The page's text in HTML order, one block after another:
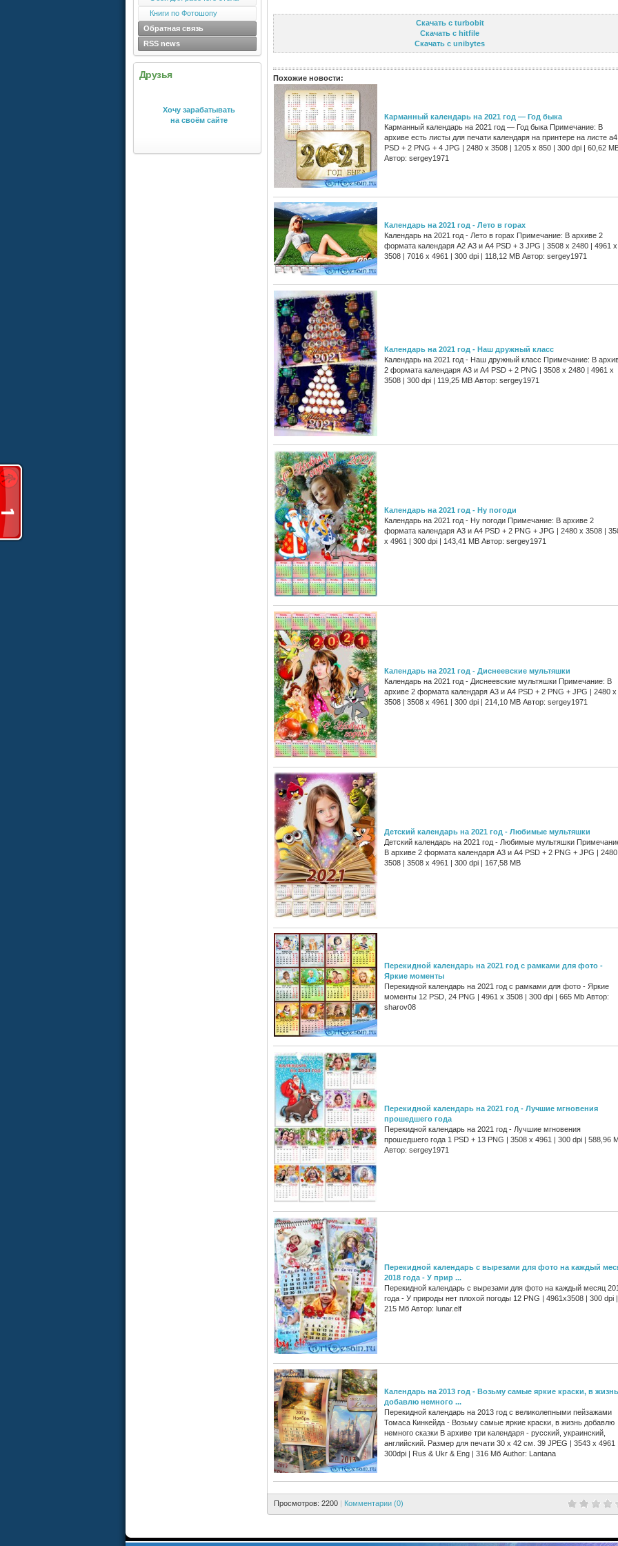
Книги по Фотошопу
Обратная связь
RSS news
Друзья
Хочу зарабатывать
на своём сайте
Скачать с turbobit
Скачать с hitfile
Скачать с unibytes
Похожие новости:
Карманный календарь на 2021 год — Год быка
Карманный календарь на 2021 год — Год быка Примечание: В
архиве есть листы для печати календаря на принтере на листе
PSD + 2 PNG + 4 JPG | 2480 x 3508 | 1205 x 850 | 300 dpi | 60,62
Автор: sergey1971
Календарь на 2021 год - Лето в горах
Календарь на 2021 год - Лето в горах Примечание: В архиве 2
формата календаря А2 А3 и А4 PSD + 3 JPG | 3508 x 2480 | 4961 x
3508 | 7016 x 4961 | 300 dpi | 118,12 MB Автор: sergey1971
Календарь на 2021 год - Наш дружный класс
Календарь на 2021 год - Наш дружный класс Примечание: В
2 формата календаря А3 и А4 PSD + 2 PNG | 3508 x 2480 | 4961 x
3508 | 300 dpi | 119,25 MB Автор: sergey1971
Календарь на 2021 год - Ну погоди
Календарь на 2021 год - Ну погоди Примечание: В архиве 2
формата календаря А3 и А4 PSD + 2 PNG + JPG | 2480 x 3508 |
x 4961 | 300 dpi | 143,41 MB Автор: sergey1971
Календарь на 2021 год - Диснеевские мультяшки
Календарь на 2021 год - Диснеевские мультяшки Примечание: В
архиве 2 формата календаря А3 и А4 PSD + 2 PNG + JPG | 2480 x
3508 | 3508 x 4961 | 300 dpi | 214,10 MB Автор: sergey1971
Детский календарь на 2021 год - Любимые мультяшки
Детский календарь на 2021 год - Любимые мультяшки
В архиве 2 формата календаря А3 и А4 PSD + 2 PNG + JPG |
3508 | 3508 x 4961 | 300 dpi | 167,58 MB
Перекидной календарь на 2021 год с рамками для фото -
Яркие моменты
Перекидной календарь на 2021 год с рамками для фото - Яркие
моменты 12 PSD, 24 PNG | 4961 х 3508 | 300 dpi | 665 Mb Автор:
sharov08
Перекидной календарь на 2021 год - Лучшие мгновения
прошедшего года
Перекидной календарь на 2021 год - Лучшие мгновения
прошедшего года 1 PSD + 13 PNG | 3508 x 4961 | 300 dpi | 588,96
Автор: sergey1971
Перекидной календарь с вырезами для фото на каждый
2018 года - У прир ...
Перекидной календарь с вырезами для фото на каждый месяц
года - У природы нет плохой погоды 12 PNG | 4961х3508 | 300 dpi |
215 Мб Автор: lunar.elf
Календарь на 2013 год - Возьму самые яркие краски, в жизнь
добавлю немного ...
Перекидной календарь на 2013 год с великолепными пейзажами
Томаса Кинкейда - Возьму самые яркие краски, в жизнь добавлю
немного сказки В архиве три календаря - русский, украинский,
английский. Размер для печати 30 x 42 см. 39 JPEG | 3543 x 4961
300dpi | Rus & Ukr & Eng | 316 Мб Author: Lantana
Просмотров: 2200 | Комментарии (0)